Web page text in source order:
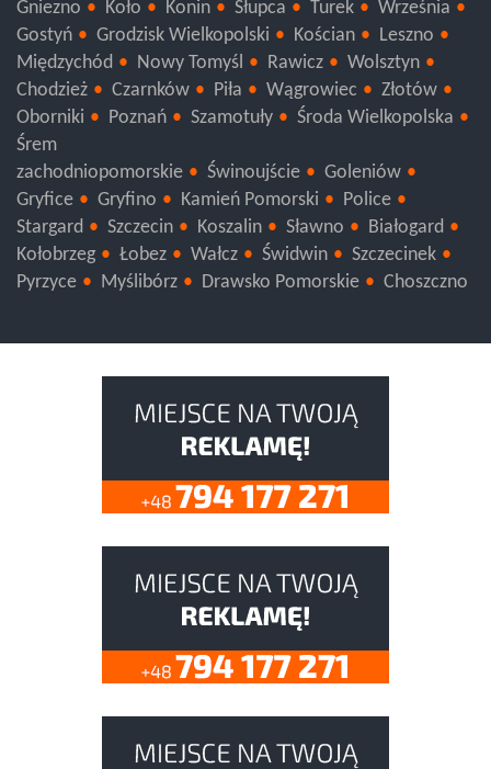
Gniezno
Koło Konin Słupca Turek
Września
Gostyń
Grodzisk Wielkopolski Kościan
Leszno
Międzychód
Nowy Tomyśl Rawicz
Wolsztyn
Chodzież
Czarnków Piła Wągrowiec
Złotów
Oborniki
Poznań Szamotuły
Środa Wielkopolska
Śrem
zachodniopomorskie
Świnoujście
Goleniów
Gryfice
Gryfino Kamień Pomorski
Police
Stargard
Szczecin Koszalin Sławno
Białogard
Kołobrzeg
Łobez Wałcz Świdwin
Szczecinek
Pyrzyce
Myślibórz Drawsko Pomorskie Choszczno